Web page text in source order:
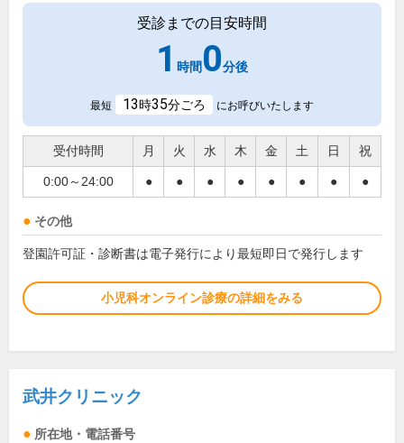
受診までの目安時間
1 時間 0分後
最短 13時35分ごろ にお呼びいたします
受付時間 月 火 水 木 金 土 日 祝
0:00～24:00 ● ● ● ● ● ● ● ●
その他
登園許可証・診断書は電子発行により最短即日で発行します
小児科オンライン診療の詳細をみる
武井クリニック
所在地・電話番号